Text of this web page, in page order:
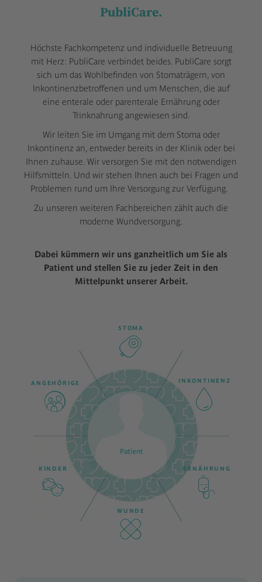
PubliCare.
Höchste Fachkompetenz und individuelle Betreuung
mit Herz: PubliCare verbindet beides. PubliCare sorgt
sich um das Wohlbefinden von Stomaträgern, von
Inkontinenzbetroffenen und um Menschen, die auf
eine enterale oder parenterale Ernährung oder
Trinknahrung angewiesen sind.
Wir leiten Sie im Umgang mit dem Stoma oder
Inkontinenz an, entweder bereits in der Klinik oder bei
Ihnen zuhause. Wir versorgen Sie mit den notwendigen
Hilfsmitteln. Und wir stehen Ihnen auch bei Fragen und
Problemen rund um Ihre Versorgung zur Verfügung.
Zu unseren weiteren Fachbereichen zählt auch die
moderne Wundversorgung.
Dabei kümmern wir uns ganzheitlich um Sie als
Patient und stellen Sie zu jeder Zeit in den
Mittelpunkt unserer Arbeit.
STOMA
INKONTINENZ
ERNÄHRUNG
WUNDE
KINDER
ANGEHÖRIGE